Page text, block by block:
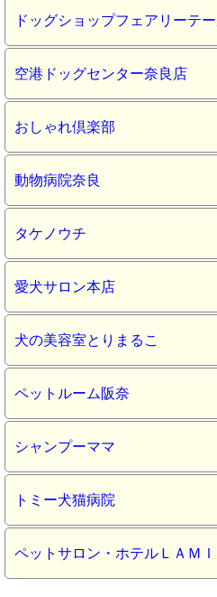
ドッグショップフェアリーテ
空港ドッグセンター奈良店
おしゃれ倶楽部
動物病院奈良
タケノウチ
愛犬サロン本店
犬の美容室とりまるこ
ペットルーム阪奈
シャンプーママ
トミー犬猫病院
ペットサロン・ホテルＬＡＭＩ